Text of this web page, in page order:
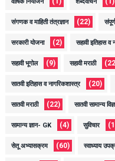
संगणक व माहिती तंत्रज्ञान (22)
सरकारी योजना (2) सहावी इतिहास व
सहावी भूगोल (9) सहावी मराठी
सातवी इतिहास व नागरिकशास्त्र (20)
सातवी मराठी (22) सातवी सामान्य
सामान्य ज्ञान- GK (4) सुविचार
सेतू अभ्यासक्रम (60) स्वाध्याय